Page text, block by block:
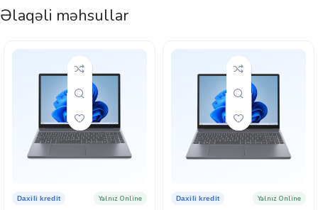
Əlaqəli məhsullar
Daxili kredit Yalnız Online Daxili kredit Yalnız Online